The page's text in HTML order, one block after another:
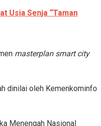
Usia Senja “Taman
masterplan smart city
dinilai oleh Kemenkominfo
Menengah Nasional